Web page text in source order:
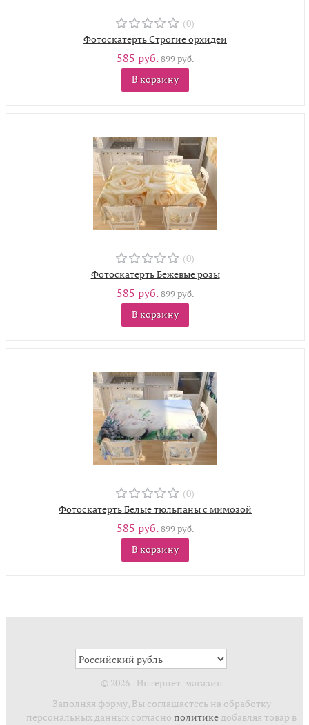
(0)
Фотоскатерть Строгие орхидеи
585 руб.899 руб.
В корзину
(0)
Фотоскатерть Бежевые розы
585 руб.899 руб.
В корзину
(0)
Фотоскатерть Белые тюльпаны с мимозой
585 руб.899 руб.
В корзину
© 2026 - Интернет-магазин
Заполняя форму, Вы соглашаетесь на обработку
персональных данных согласно политикедобавляя товар в